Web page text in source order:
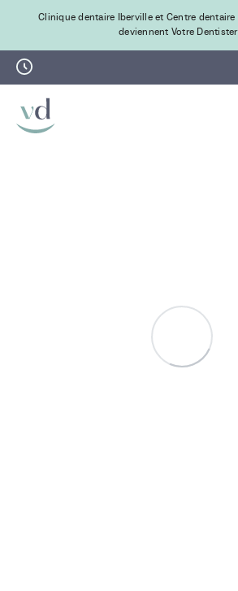
Clinique dentaire Iberville et Centre
deviennent Votre